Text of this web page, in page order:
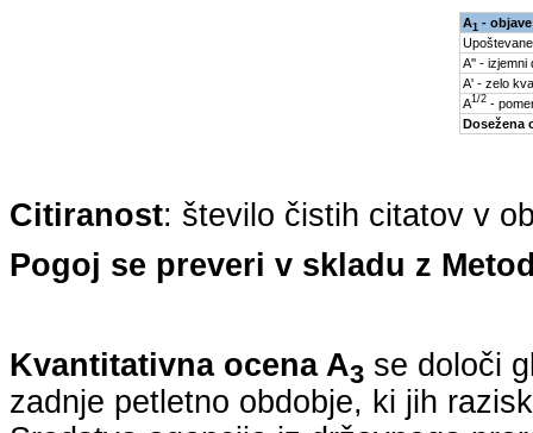
A1 - objave
A'' - izjemni
A' - zelo
A1/2-
Dosežena
Citiranost: število čistih citatov v
Pogoj se preveri v skladu z
Kvantitativna ocena A3 se določi
zadnje petletno obdobje, ki jih